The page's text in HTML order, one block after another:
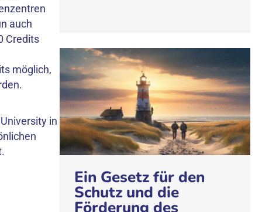
auch
Credits
möglich,
in
Ein Gesetz für den
Schutz und die
Förderung des